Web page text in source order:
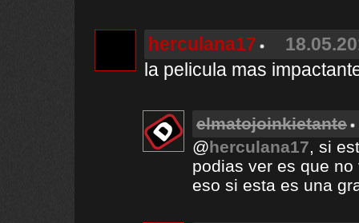
herculana17
la pelicula mas
elmatojoinkietante
@herculana17, si
podias ver es que
eso si esta es una